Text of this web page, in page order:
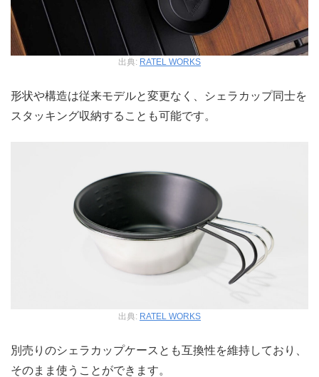
出典: RATEL WORKS
形状や構造は従来モデルと変更なく、シェラカップ同士を
スタッキング収納することも可能です。
出典: RATEL WORKS
別売りのシェラカップケースとも互換性を維持しており、
そのまま使うことができます。